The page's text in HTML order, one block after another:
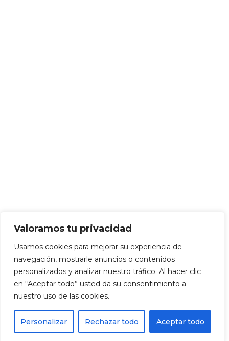
Valoramos tu privacidad
Usamos cookies para mejorar su experiencia de
navegación, mostrarle anuncios o contenidos
personalizados y analizar nuestro tráfico. Al hacer clic
en “Aceptar todo” usted da su consentimiento a
nuestro uso de las cookies.
Personalizar Rechazar todo Aceptar todo